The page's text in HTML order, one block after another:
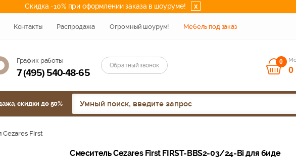
Скидка -10% при оформлении заказа в шоуруме! x
Контакты Распродажа Огромный шоурум! Мебель под заказ
График работы
7 (495) 540-48-65
Обратный звонок 0
0
скидки до 50%
Cezares First
Смеситель Cezares First FIRST-BBS2-03/24-Bi для биде